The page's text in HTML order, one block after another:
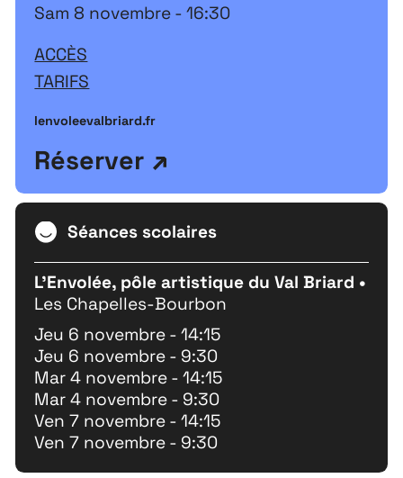
Sam 8 novembre - 16:30
ACCÈS
TARIFS
lenvoleevalbriard.fr
Réserver
Séances scolaires
L'Envolée, pôle artistique du Val Briard •
Les Chapelles-Bourbon
Jeu 6 novembre - 14:15
Jeu 6 novembre - 9:30
Mar 4 novembre - 14:15
Mar 4 novembre - 9:30
Ven 7 novembre - 14:15
Ven 7 novembre - 9:30